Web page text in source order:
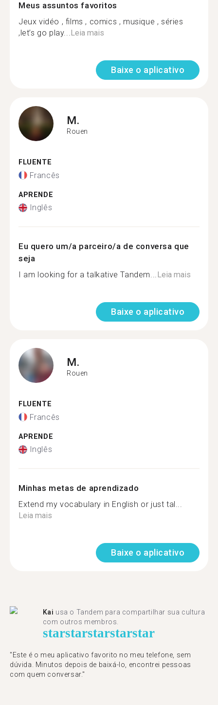
Meus assuntos favoritos
Jeux vidéo , films , comics , musique , séries
,let’s go play...Leia mais
Baixe o aplicativo
M.
Rouen
FLUENTE
Francês
APRENDE
Inglês
Eu quero um/a parceiro/a de conversa que
seja
I am looking for a talkative Tandem...Leia mais
Baixe o aplicativo
M.
Rouen
FLUENTE
Francês
APRENDE
Inglês
Minhas metas de aprendizado
Extend my vocabulary in English or just tal...
Leia mais
Baixe o aplicativo
Kai usa o Tandem para compartilhar sua cultura
com outros membros.
starstarstarstarstar
"Este é o meu aplicativo favorito no meu telefone, sem
dúvida. Minutos depois de baixá-lo, encontrei pessoas
com quem conversar."